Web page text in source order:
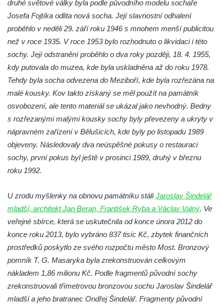
Na Sadech v Českých Budějovicích
Pomník Přemysla Otakara II. v parku Na
Sadech v Českých Budějovicích
Socha Mateřství v parku Na Sadech v
Českých Budějovicích
Památník Otokara Mokrého v parku Na
Sadech v Českých Budějovicích
Socha Civilizovaní na Husově třídě v
Českých Budějovicích
Socha svatého Jana Nepomuckého Na
Budějovicích
Sochy brouků u Mlýnské stoky v Českých
Budějovicích
Socha svatého Vincence Ferrerského na
nádvoří kláštera dominikánů v Českých
kláštera dominikánů v Českých
druhé světové války byla podle původního modelu sochaře
Josefa Fojtíka odlita nová socha. Její slavnostní odhalení
proběhlo v neděli 29. září roku 1946 s mnohem menší publicitou
než v roce 1935. V roce 1953 bylo rozhodnuto o likvidaci i této
sochy. Její odstranění proběhlo o dva roky později, 18. 4. 1955,
kdy putovala do muzea, kde byla uskladněna až do roku 1978.
Tehdy byla socha odvezena do Meziboří, kde byla rozřezána na
malé kousky. Kov takto získaný se měl použít na památník
osvobození, ale tento materiál se ukázal jako nevhodný. Bedny
s rozřezanými malými kousky sochy byly převezeny a ukryty v
nápravném zařízení v Bělušicích, kde byly po listopadu 1989
objeveny. Následovaly dva neúspěšné pokusy o restauraci
sochy, první pokus byl ještě v prosinci 1989, druhý v březnu
roku 1992.
U zrodu myšlenky na obnovu památníku stáliJaroslav Šindelář
mladší, architekt Jan Beran, František Ryba a Václav Valný. Ve
veřejné sbírce, která se uskutečnila od konce února 2012 do
konce roku 2013, bylo vybráno 837 tisíc Kč, zbytek finančních
prostředků poskytlo ze svého rozpočtu město Most. Bronzový
pomník T. G. Masaryka byla zrekonstruován celkovým
nákladem 1,86 milionu Kč. Podle fragmentů původní sochy
zrekonstruovali třímetrovou bronzovou sochu Jaroslav Šindelář
mladší a jeho bratranec Ondřej Šindelář. Fragmenty původní